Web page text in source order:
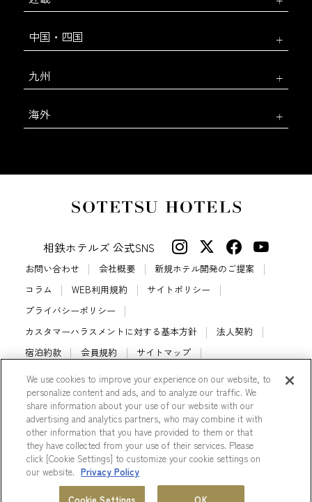
会員プログラム
中国・四国
九州
海外
相鉄ホテルズ 公式SNS
お問い合わせ 会社概要
新規ホテル開発のご提案
コラム
WEB利用規約
サイトポリシー
プライバシーポリシー
カスタマーハラスメントに対する基本方針
法人契約
宿泊約款
会員規約
サイトマップ
相鉄ホテルズ パートナーホテル加盟募集のご案内
採用情報
Cookie Settings
© Sotetsu Hotel Management CO., LTD.
We use cookies to improve your experience on our website, to
personalize content and ads, and to analyze our traffic. We
share information about your use of our website with our
advertising and analytics partners, who may combine it with
other information that you have provided to them or that
they have collected from your use of their services. Please
click [Cookie Settings] to customize your cookie settings on
our website. Privacy Policy